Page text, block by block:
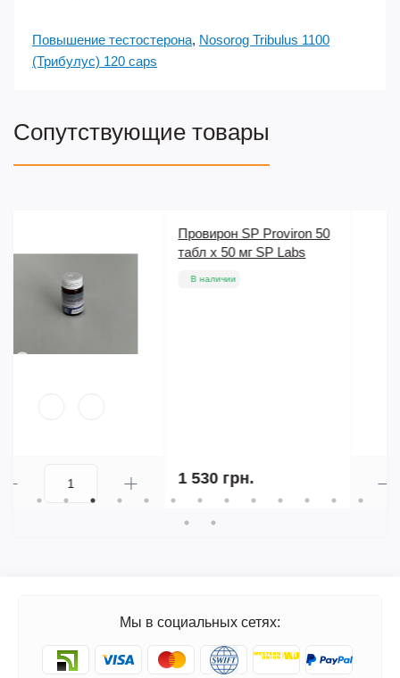
Повышение тестостерона, Nosorog Tribulus 1100
(Трибулус) 120 caps
Сопутствующие товары
Ostrovit Shaker
700 ml
Мы в социальных сетях: